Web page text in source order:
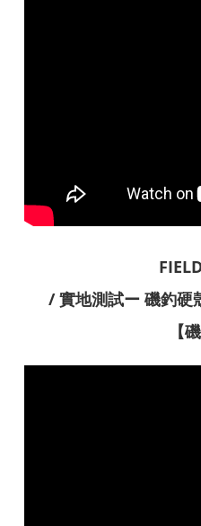
/ 實地測試ー 磯釣硬
【